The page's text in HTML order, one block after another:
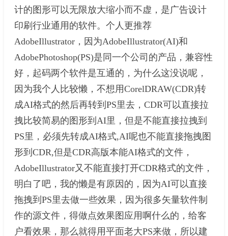
计的图形可以无限放大缩小而不虚，是广告设计
印刷行业通用的软件。个人更推荐
AdobeIllustrator，因为AdobeIllustrator(AI)和
AdobePhotoshop(PS)是同一个公司的产品，兼容性
好，起码两个软件是互通的，为什么这没说呢，
因为我个人比较懒，不想用CorelDRAW(CDR)转
成AI格式的然后再转到PS里去，CDR可以直接拉
拽比较简易的图形到AI里，但是不能直接拉拽到
PS里，必须先转成AI格式,AI呢也不能直接拖拽图
形到CDR,但是CDR高版本能AI格式的文件，
AdobeIllustrator又不能直接打开CDR格式的文件，
明白了吧，我的懒是有原因的，因为AI可以直接
拖拽到PS里去做一些效果，因为很多矢量软件制
作的源文件，得做点效果图应用啊什么的，给客
户看效果，那么就得用平面老大PS来做，所以建